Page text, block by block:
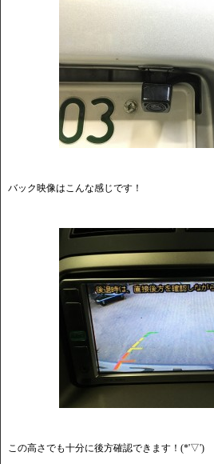
バック映像はこんな感じです！
この高さでも十分に後方確認できます！(*'▽')